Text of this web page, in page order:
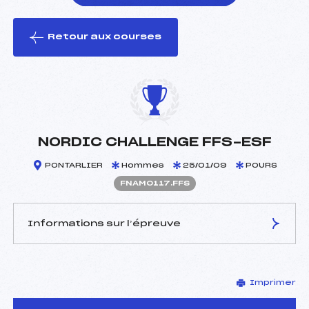
le ski
Retour aux courses
NORDIC CHALLENGE FFS-ESF
PONTARLIER Hommes 25/01/09 POURS
FNAM0117.FFS
Informations sur l’épreuve
SALVI PIERRE (MJ)
D.T Adjoint :
–
Imprimer